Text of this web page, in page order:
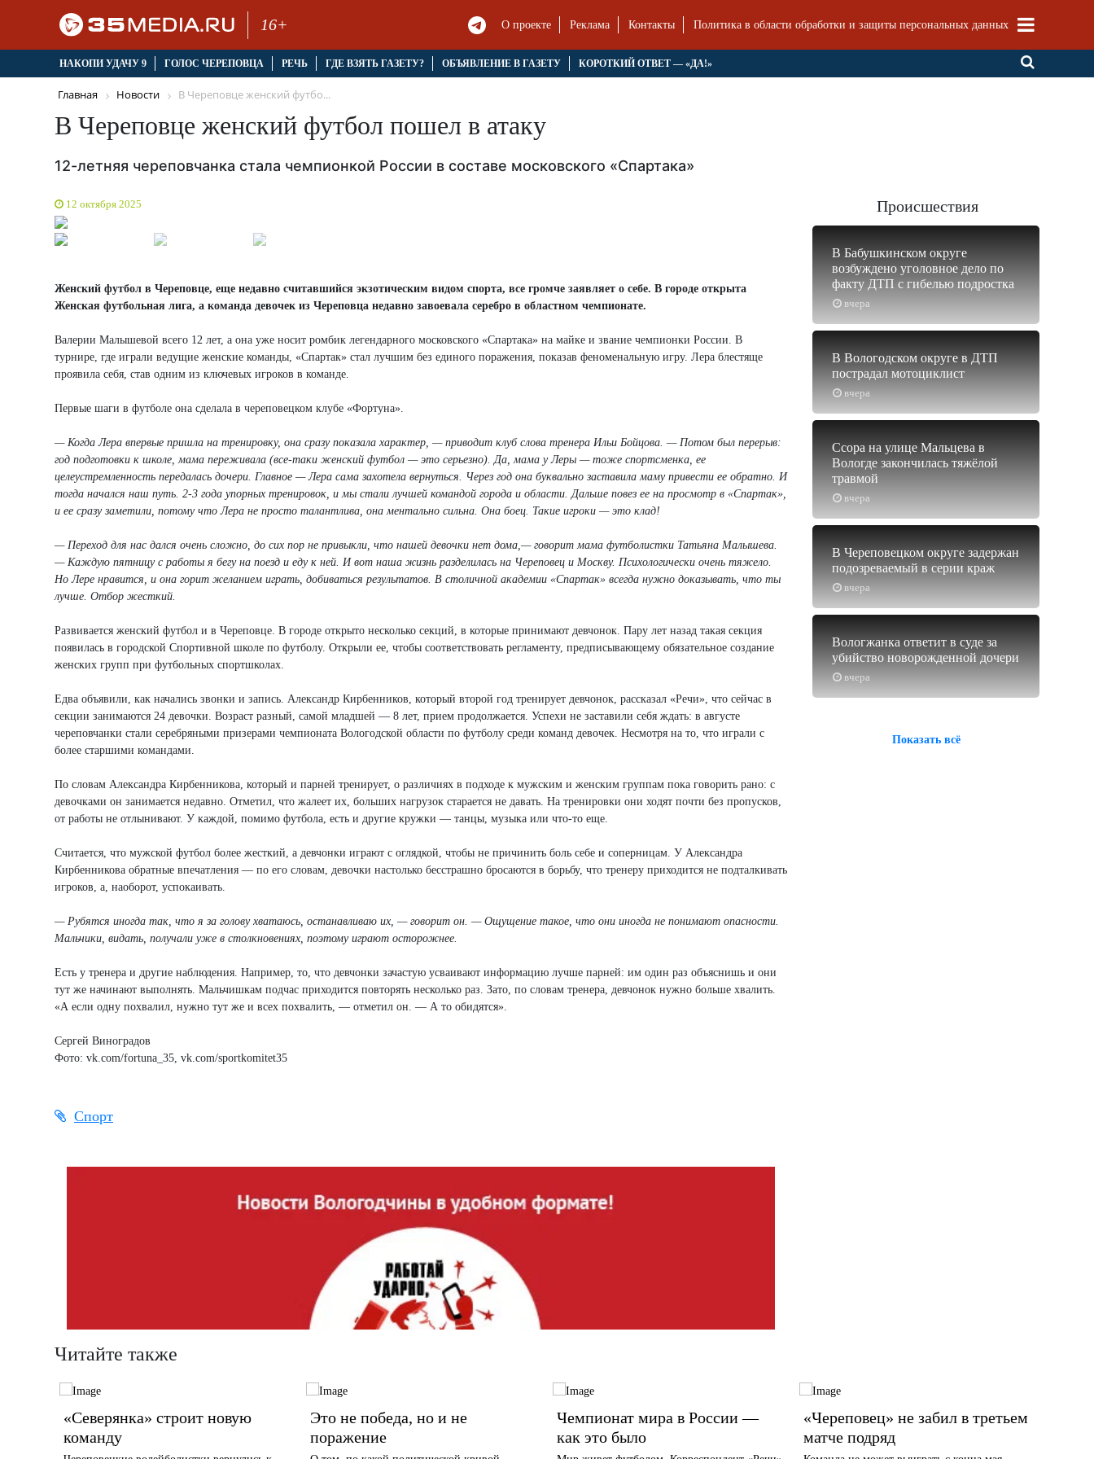
16+ О проекте Реклама Контакты Политика в области обработки и защиты персональных данных
НАКОПИ УДАЧУ 9 ГОЛОС ЧЕРЕПОВЦА РЕЧЬ ГДЕ ВЗЯТЬ ГАЗЕТУ? ОБЪЯВЛЕНИЕ В ГАЗЕТУ КОРОТКИЙ ОТВЕТ — «ДА!»
Главная Новости В Череповце женский футбо...
В Череповце женский футбол пошел в атаку
12-летняя череповчанка стала чемпионкой России в составе московского «Спартака»
12 октября 2025
Женский футбол в Череповце, еще недавно считавшийся экзотическим видом спорта, все громче заявляет о себе. В городе открыта
Женская футбольная лига, а команда девочек из Череповца недавно завоевала серебро в областном чемпионате.
Валерии Малышевой всего 12 лет, а она уже носит ромбик легендарного московского «Спартака» на майке и звание чемпионки России. В
турнире, где играли ведущие женские команды, «Спартак» стал лучшим без единого поражения, показав феноменальную игру. Лера блестяще
проявила себя, став одним из ключевых игроков в команде.
Первые шаги в футболе она сделала в череповецком клубе «Фортуна».
— Когда Лера впервые пришла на тренировку, она сразу показала характер, — приводит клуб слова тренера Ильи Бойцова. — Потом был перерыв:
год подготовки к школе, мама переживала (все-таки женский футбол — это серьезно). Да, мама у Леры — тоже спортсменка, ее
целеустремленность передалась дочери. Главное — Лера сама захотела вернуться. Через год она буквально заставила маму привести ее обратно. И
тогда начался наш путь. 2-3 года упорных тренировок, и мы стали лучшей командой города и области. Дальше повез ее на просмотр в «Спартак»,
и ее сразу заметили, потому что Лера не просто талантлива, она ментально сильна. Она боец. Такие игроки — это клад!
— Переход для нас дался очень сложно, до сих пор не привыкли, что нашей девочки нет дома,— говорит мама футболистки Татьяна Малышева.
— Каждую пятницу с работы я бегу на поезд и еду к ней. И вот наша жизнь разделилась на Череповец и Москву. Психологически очень тяжело.
Но Лере нравится, и она горит желанием играть, добиваться результатов. В столичной академии «Спартак» всегда нужно доказывать, что ты
лучше. Отбор жесткий.
Развивается женский футбол и в Череповце. В городе открыто несколько секций, в которые принимают девчонок. Пару лет назад такая секция
появилась в городской Спортивной школе по футболу. Открыли ее, чтобы соответствовать регламенту, предписывающему обязательное создание
женских групп при футбольных спортшколах.
Едва объявили, как начались звонки и запись. Александр Кирбенников, который второй год тренирует девчонок, рассказал «Речи», что сейчас в
секции занимаются 24 девочки. Возраст разный, самой младшей — 8 лет, прием продолжается. Успехи не заставили себя ждать: в августе
череповчанки стали серебряными призерами чемпионата Вологодской области по футболу среди команд девочек. Несмотря на то, что играли с
более старшими командами.
По словам Александра Кирбенникова, который и парней тренирует, о различиях в подходе к мужским и женским группам пока говорить рано: с
девочками он занимается недавно. Отметил, что жалеет их, больших нагрузок старается не давать. На тренировки они ходят почти без пропусков,
от работы не отлынивают. У каждой, помимо футбола, есть и другие кружки — танцы, музыка или что-то еще.
Считается, что мужской футбол более жесткий, а девчонки играют с оглядкой, чтобы не причинить боль себе и соперницам. У Александра
Кирбенникова обратные впечатления — по его словам, девочки настолько бесстрашно бросаются в борьбу, что тренеру приходится не подталкивать
игроков, а, наоборот, успокаивать.
— Рубятся иногда так, что я за голову хватаюсь, останавливаю их, — говорит он. — Ощущение такое, что они иногда не понимают опасности.
Мальчики, видать, получали уже в столкновениях, поэтому играют осторожнее.
Есть у тренера и другие наблюдения. Например, то, что девчонки зачастую усваивают информацию лучше парней: им один раз объяснишь и они
тут же начинают выполнять. Мальчишкам подчас приходится повторять несколько раз. Зато, по словам тренера, девчонок нужно больше хвалить.
«А если одну похвалил, нужно тут же и всех похвалить, — отметил он. — А то обидятся».
Сергей Виноградов
Фото: vk.com/fortuna_35, vk.com/sportkomitet35
Спорт
Происшествия
вчера
В Бабушкинском округе
возбуждено уголовное дело по
факту ДТП с гибелью подростка
вчера
В Вологодском округе в ДТП
пострадал мотоциклист
вчера
Ссора на улице Мальцева в
Вологде закончилась тяжёлой
травмой
вчера
В Череповецком округе задержан
подозреваемый в серии краж
вчера
Вологжанка ответит в суде за
убийство новорожденной дочери
Показать всё
Читайте также
«Северянка» строит новую
команду
Это не победа, но и не
поражение
Чемпионат мира в России —
как это было
«Череповец» не забил в третьем
матче подряд